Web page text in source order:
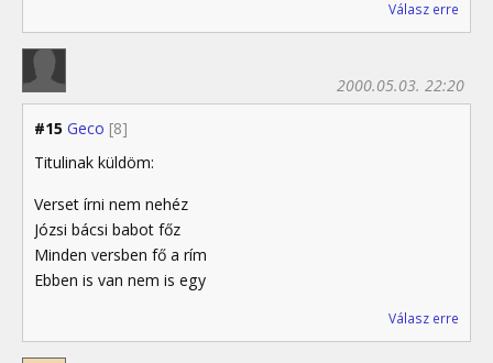
Válasz erre
#15 Geco [8]
2000.05.03. 22:20
Titulinak küldöm:
Verset írni nem nehéz
Józsi bácsi babot főz
Minden versben fő a rím
Ebben is van nem is egy
Válasz erre